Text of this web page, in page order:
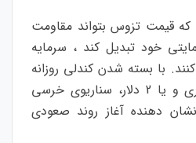
قیمت تزوس بتواند مقاومت
خود تبدیل کند ، سرمایه
با بسته شدن کندلی روزانه
در بالای سطح 1.95 دلاری و یا 2 دلار، سناریوی خرسی
دهنده آغاز روند صعودی